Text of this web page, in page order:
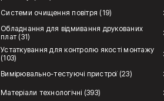
Системи очищення повітря (19)
Обладнання для відмивання друкованих
плат (31)
Устаткування для контролю якості монтажу
(103)
Вимірювально-тестуючі пристрої (23)
Матеріали технологічні (393)